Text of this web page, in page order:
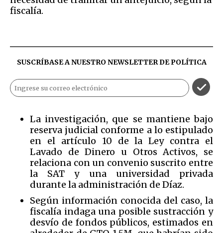
fiscalía.
SUSCRÍBASE A NUESTRO NEWSLETTER DEPOLÍTICA
La investigación, que se mantiene bajo
reserva judicial conforme a lo estipulado
en el artículo 10 de la Ley contra el
Lavado de Dinero u Otros Activos, se
relaciona con un convenio suscrito entre
la SAT y una universidad privada
durante la administración de Díaz.
Según información conocida del caso, la
fiscalía indaga una posible sustracción y
desvío de fondos públicos, estimados en